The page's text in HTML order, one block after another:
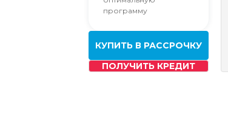
программу
КУПИТЬ В РАССРОЧКУ
ПОЛУЧИТЬ КРЕДИТ